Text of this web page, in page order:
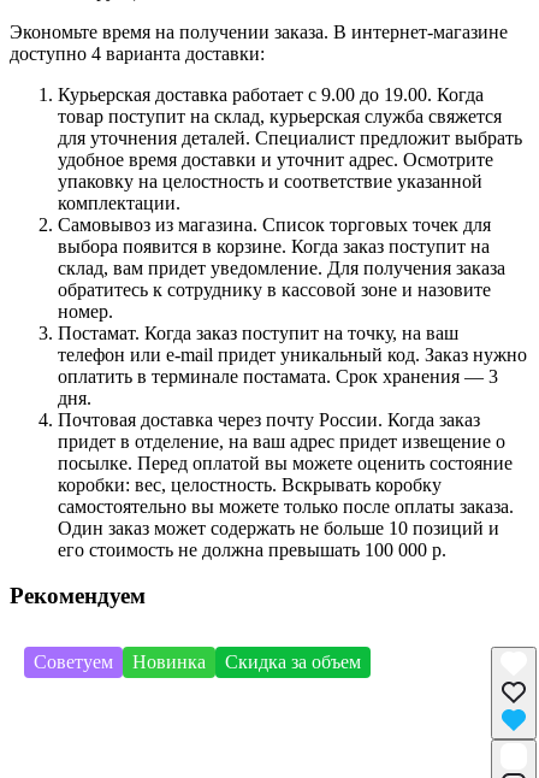
Экономьте время на получении заказа. В интернет-магазине
доступно 4 варианта доставки:
Курьерская доставка работает с 9.00 до 19.00. Когда
товар поступит на склад, курьерская служба свяжется
для уточнения деталей. Специалист предложит выбрать
удобное время доставки и уточнит адрес. Осмотрите
упаковку на целостность и соответствие указанной
комплектации.
Самовывоз из магазина. Список торговых точек для
выбора появится в корзине. Когда заказ поступит на
склад, вам придет уведомление. Для получения заказа
обратитесь к сотруднику в кассовой зоне и назовите
номер.
Постамат. Когда заказ поступит на точку, на ваш
телефон или e-mail придет уникальный код. Заказ нужно
оплатить в терминале постамата. Срок хранения — 3
дня.
Почтовая доставка через почту России. Когда заказ
придет в отделение, на ваш адрес придет извещение о
посылке. Перед оплатой вы можете оценить состояние
коробки: вес, целостность. Вскрывать коробку
самостоятельно вы можете только после оплаты заказа.
Один заказ может содержать не больше 10 позиций и
его стоимость не должна превышать 100 000 р.
Рекомендуем
Советуем Новинка Скидка за объем